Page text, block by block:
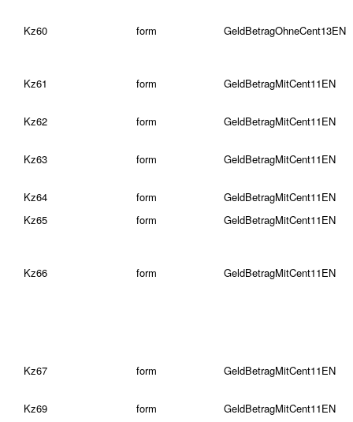
Kz60 form GeldBetragOhneCent13EN
Kz61 form GeldBetragMitCent11EN
Kz62 form GeldBetragMitCent11EN
Kz63 form GeldBetragMitCent11EN
Kz64 form
GeldBetragMitCent11EN
Kz65
form GeldBetragMitCent11EN
Kz66 form GeldBetragMitCent11EN
Kz67 form GeldBetragMitCent11EN
Kz69 form GeldBetragMitCent11EN